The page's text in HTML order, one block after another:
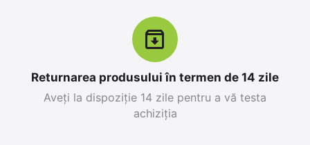
Returnarea produsului în termen de 14 zile
Aveți la dispoziție 14 zile pentru a vă testa
achiziția